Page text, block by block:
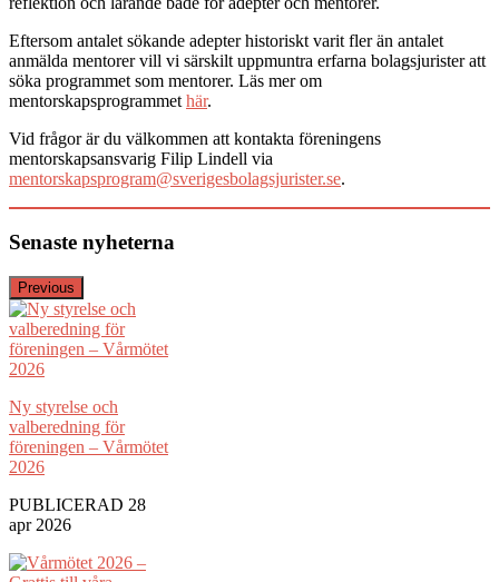
Eftersom antalet sökande adepter historiskt varit fler än antalet
anmälda mentorer vill vi särskilt uppmuntra erfarna bolagsjurister att
söka programmet som mentorer. Läs mer om
mentorskapsprogrammethär.
Vid frågor är du välkommen att kontakta föreningens
mentorskapsansvarig Filip Lindell via
mentorskapsprogram@sverigesbolagsjurister.se.
Senaste nyheterna
Previous
Ny styrelse och
valberedning för
föreningen – Vårmötet
2026
PUBLICERAD 28
apr 2026